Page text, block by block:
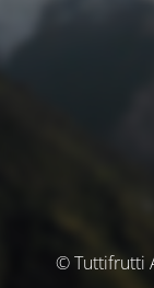
© Tuttifrutti